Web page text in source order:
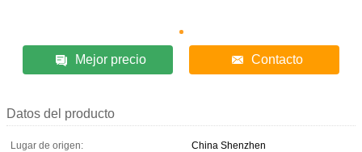
Mejor precio Contacto
Datos del producto
Lugar de origen:
China Shenzhen